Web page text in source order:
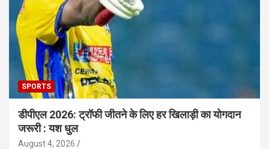
SPORTS
डीपीएल 2026: ट्रॉफी जीतने के लिए हर खिलाड़ी का योगदान
जरूरी : यश धुल
August 4, 2026